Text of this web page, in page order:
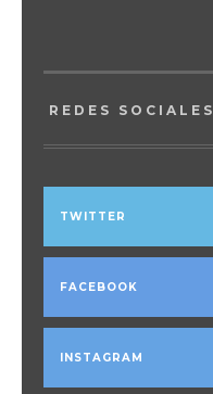
REDES SOCIALES
TWITTER
FACEBOOK
INSTAGRAM